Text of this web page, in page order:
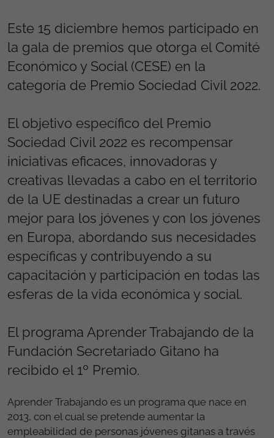
Este 15 diciembre hemos participado en
la gala de premios que otorga el Comité
Económico y Social (CESE) en la
categoría de Premio Sociedad Civil 2022.
El objetivo específico del Premio
Sociedad Civil 2022 es recompensar
iniciativas eficaces, innovadoras y
creativas llevadas a cabo en el territorio
de la UE destinadas a crear un futuro
mejor para los jóvenes y con los jóvenes
en Europa, abordando sus necesidades
específicas y contribuyendo a su
capacitación y participación en todas las
esferas de la vida económica y social.
El programa Aprender Trabajando de la
Fundación Secretariado Gitano ha
recibido el 1º Premio.
Aprender Trabajando es un programa que nace en
2013, con el cual se pretende aumentar la
empleabilidad de personas jóvenes gitanas a través